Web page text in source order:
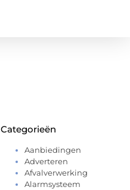
Categorieën
Aanbiedingen
Adverteren
Afvalverwerking
Alarmsysteem